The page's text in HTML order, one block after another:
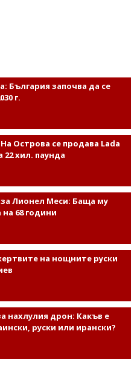
България започва да се
г.
Острова се продава Lada
22 хил. паунда
за Лионел Меси: Баща му
68 години
на нощните руски
нахлулия дрон: Какъв е
руски или ирански?